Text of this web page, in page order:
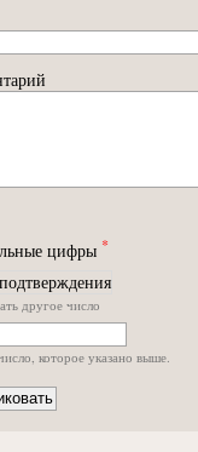
цифры *
другое число
которое указано выше.